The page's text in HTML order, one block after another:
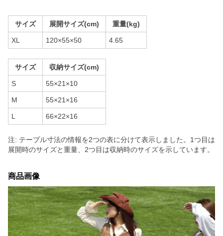
サイズ 展開サイズ(cm) 重量(kg)
XL 120×55×50 4.65
サイズ 収納サイズ(cm)
S 55×21×10
M 55×21×16
L 66×22×16
注: テーブル寸法の情報を2つの表に分けて表示しました。1つ目は
展開時のサイズと重量、2つ目は収納時のサイズを示しています。
商品画像